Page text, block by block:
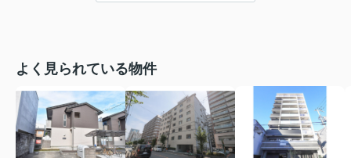
よく見られている物件